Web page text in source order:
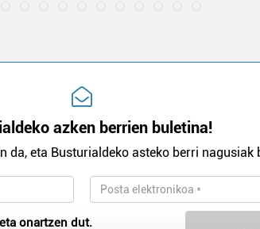
azken berrien buletina!
da, eta Busturialdeko asteko berri nagusiak
onartzen dut.